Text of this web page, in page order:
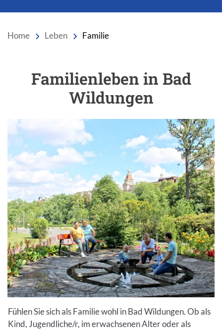
Home Leben Familie
Einleitung
Familienleben in Bad
Wildungen
Fühlen Sie sich als Familie wohl in Bad Wildungen. Ob als
Kind, Jugendliche/r, im erwachsenen Alter oder als